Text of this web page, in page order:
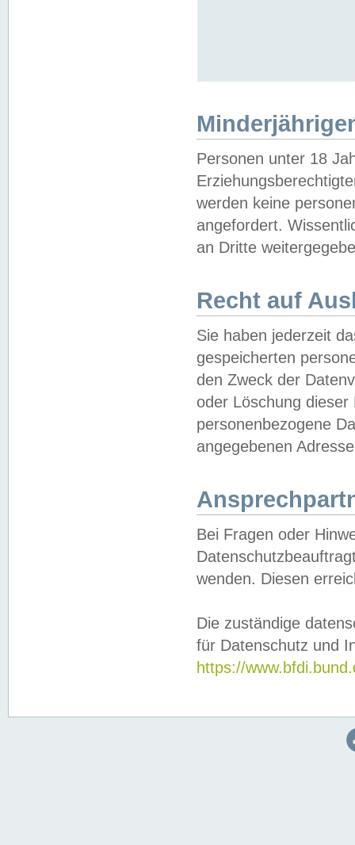
Personen unter 18
werden keine
angefordert.
an Dritte
Recht auf
Sie haben jederzeit
gespeicherten
den Zweck der
oder Löschung
personenbezogene
angegebenen
Bei Fragen oder
wenden. Diesen
Die zuständige
für Datenschutz und
https://